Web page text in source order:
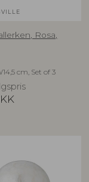
Rosa,
cm, Set of 3